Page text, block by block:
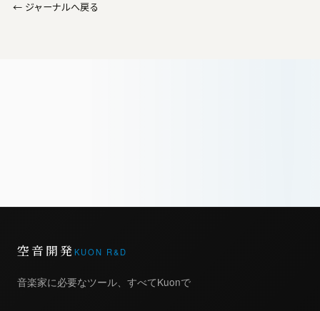
← ジャーナルへ戻る
空音開発 KUON R&D
音楽家に必要なツール、すべてKuonで